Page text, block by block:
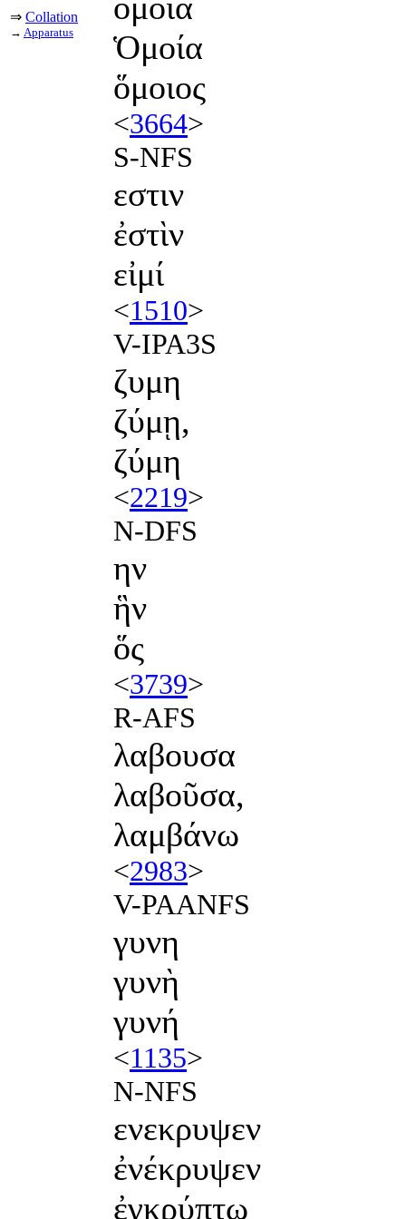
⇒ Collation
→ Apparatus
Ὁμοία
ὅμοιος
<3664>
S-NFS
εστιν
ἐστὶν
εἰμί
<1510>
V-IPA3S
ζυμη
ζύμῃ,
ζύμη
<2219>
N-DFS
ην
ἣν
ὅς
<3739>
R-AFS
λαβουσα
λαβοῦσα,
λαμβάνω
<2983>
V-PAANFS
γυνη
γυνὴ
γυνή
<1135>
N-NFS
ενεκρυψεν
ἐνέκρυψεν
ἐγκρύπτω